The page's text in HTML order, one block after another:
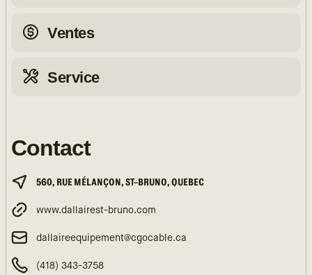
Ventes
Service
Contact
560, RUE MÉLANÇON, ST-BRUNO, QUEBEC
www.dallairest-bruno.com
dallaireequipement@cgocable.ca
(418) 343-3758